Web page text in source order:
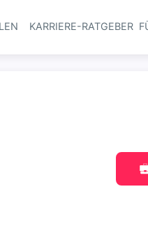
Haupt-Navigation
KARRIERE-RATGEBER